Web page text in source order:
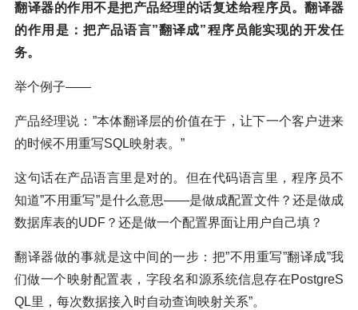
翻译器的作用不是把产品经理的话复述给程序员。翻译器
的作用是：把产品语言”翻译成”程序员能实现的开发任
务。
举个例子——
产品经理说：”本体翻译层的价值在于，让下一个客户进来
的时候不用重写SQL映射表。”
这句话在产品语言里是对的。但在代码语言里，程序员不
知道”不用重写”是什么意思——是做成配置文件？还是做成
数据库表的UDF？还是做一个配置界面让用户自己填？
翻译器做的事就是这中间的一步：把”不用重写”翻译成”我
们做一个映射配置表，字段名和源系统信息存在PostgreS
QL里，每次数据接入时自动查询映射关系”。